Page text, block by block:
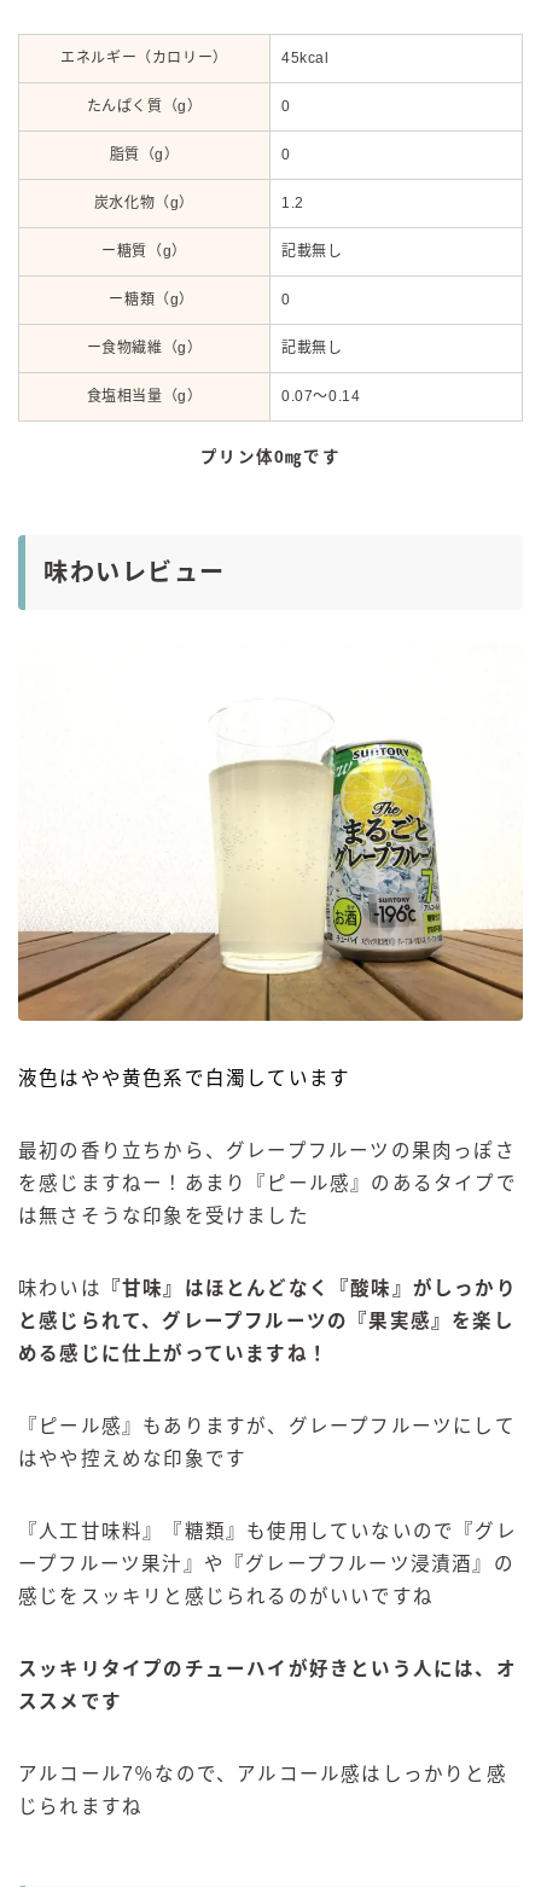
エネルギー（カロリー） 45kcal
たんぱく質（g） 0
脂質（g） 0
炭水化物（g） 1.2
ー糖質（g） 記載無し
ー糖類（g） 0
ー食物繊維（g） 記載無し
食塩相当量（g） 0.07～0.14
プリン体0㎎です
味わいレビュー
液色はやや黄色系で白濁しています
最初の香り立ちから、グレープフルーツの果肉っぽさ
を感じますねー！あまり『ピール感』のあるタイプで
は無さそうな印象を受けました
味わいは
『甘味』はほとんどなく『酸味』がしっかり
と感じられて、グレープフルーツの『果実感』を楽し
める感じに仕上がっていますね！
『ピール感』もありますが、グレープフルーツにして
はやや控えめな印象です
『人工甘味料』『糖類』も使用していないので『グレ
ープフルーツ果汁』や『グレープフルーツ浸漬酒』の
感じをスッキリと感じられるのがいいですね
スッキリタイプのチューハイが好きという人には、オ
ススメです
アルコール7％なので、アルコール感はしっかりと感
じられますね